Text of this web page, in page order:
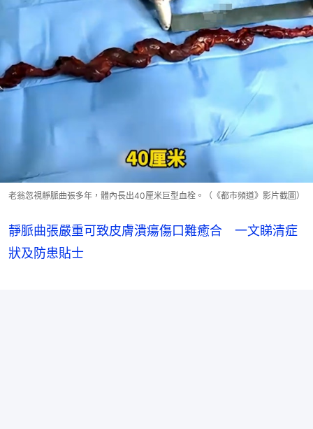
老翁忽視靜脈曲張多年，體內長出40厘米巨型血栓。（《都市頻道》影片截圖）
靜脈曲張嚴重可致皮膚潰瘍傷口難癒合 一文睇清症
狀及防患貼士